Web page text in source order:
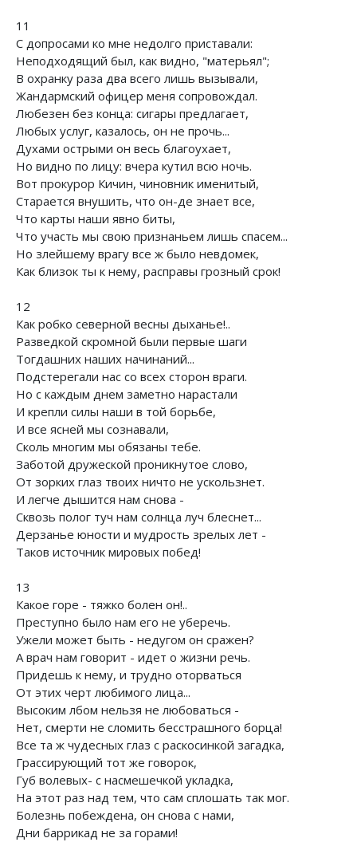
11
С допросами ко мне недолго приставали:
Неподходящий был, как видно, "матерьял";
В охранку раза два всего лишь вызывали,
Жандармский офицер меня сопровождал.
Любезен без конца: сигары предлагает,
Любых услуг, казалось, он не прочь...
Духами острыми он весь благоухает,
Но видно по лицу: вчера кутил всю ночь.
Вот прокурор Кичин, чиновник именитый,
Старается внушить, что он-де знает все,
Что карты наши явно биты,
Что участь мы свою признаньем лишь спасем...
Но злейшему врагу все ж было невдомек,
Как близок ты к нему, расправы грозный срок!
12
Как робко северной весны дыханье!..
Разведкой скромной были первые шаги
Тогдашних наших начинаний...
Подстерегали нас со всех сторон враги.
Но с каждым днем заметно нарастали
И крепли силы наши в той борьбе,
И все ясней мы сознавали,
Сколь многим мы обязаны тебе.
Заботой дружеской проникнутое слово,
От зорких глаз твоих ничто не ускользнет.
И легче дышится нам снова -
Сквозь полог туч нам солнца луч блеснет...
Дерзанье юности и мудрость зрелых лет -
Таков источник мировых побед!
13
Какое горе - тяжко болен он!..
Преступно было нам его не уберечь.
Ужели может быть - недугом он сражен?
А врач нам говорит - идет о жизни речь.
Придешь к нему, и трудно оторваться
От этих черт любимого лица...
Высоким лбом нельзя не любоваться -
Нет, смерти не сломить бесстрашного борца!
Все та ж чудесных глаз с раскосинкой загадка,
Грассирующий тот же говорок,
Губ волевых- с насмешечкой укладка,
На этот раз над тем, что сам сплошать так мог.
Болезнь побеждена, он снова с нами,
Дни баррикад не за горами!